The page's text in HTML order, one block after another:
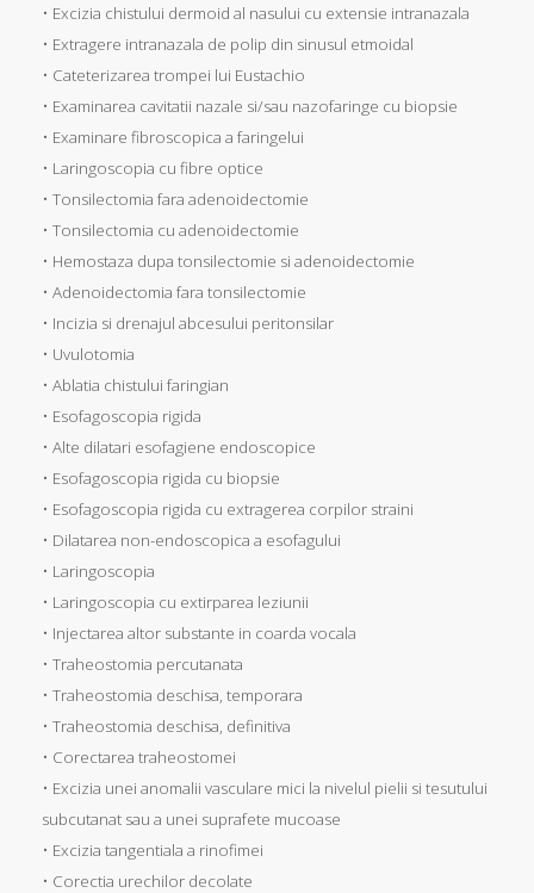
• Excizia chistului dermoid al nasului cu extensie intranazala
• Extragere intranazala de polip din sinusul etmoidal
• Cateterizarea trompei lui Eustachio
• Examinarea cavitatii nazale si/sau nazofaringe cu biopsie
• Examinare fibroscopica a faringelui
• Laringoscopia cu fibre optice
• Tonsilectomia fara adenoidectomie
• Tonsilectomia cu adenoidectomie
• Hemostaza dupa tonsilectomie si adenoidectomie
• Adenoidectomia fara tonsilectomie
• Incizia si drenajul abcesului peritonsilar
• Uvulotomia
• Ablatia chistului faringian
• Esofagoscopia rigida
• Alte dilatari esofagiene endoscopice
• Esofagoscopia rigida cu biopsie
• Esofagoscopia rigida cu extragerea corpilor straini
• Dilatarea non-endoscopica a esofagului
• Laringoscopia
• Laringoscopia cu extirparea leziunii
• Injectarea altor substante in coarda vocala
• Traheostomia percutanata
• Traheostomia deschisa, temporara
• Traheostomia deschisa, definitiva
• Corectarea traheostomei
• Excizia unei anomalii vasculare mici la nivelul pielii si tesutului
subcutanat sau a unei suprafete mucoase
• Excizia tangentiala a rinofimei
• Corectia urechilor decolate